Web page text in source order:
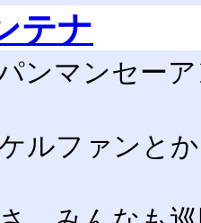
テナ
ンマンセー
ルファンと